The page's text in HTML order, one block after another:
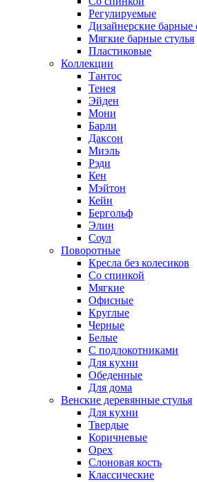
Регулируемые
Дизайнерские барные
Мягкие барные стулья
Пластиковые
Коллекции
Тантос
Тенея
Эйден
Мони
Барли
Даксон
Миэль
Рэди
Кен
Мэйтон
Кейн
Бергольф
Элин
Соул
Поворотные
Кресла без колесиков
Со спинкой
Мягкие
Офисные
Круглые
Черные
Белые
С подлокотниками
Для кухни
Обеденные
Для дома
Венские деревянные стулья
Для кухни
Твердые
Коричневые
Орех
Слоновая кость
Классические